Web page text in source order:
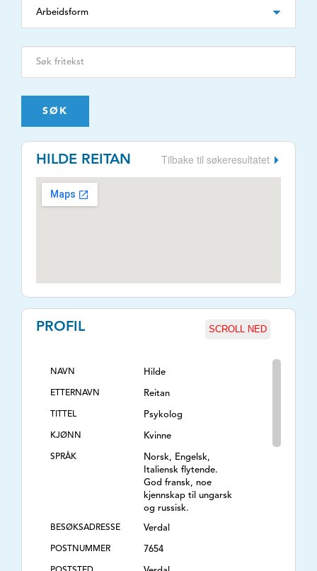
SØK
HILDE REITAN Tilbake til søkeresultatet
PROFIL SCROLL NED
NAVN Hilde
ETTERNAVN Reitan
TITTEL Psykolog
KJØNN Kvinne
SPRÅK
Norsk, Engelsk,
Italiensk flytende.
God fransk, noe
kjennskap til ungarsk
og russisk.
BESØKSADRESSE Verdal
POSTNUMMER 7654